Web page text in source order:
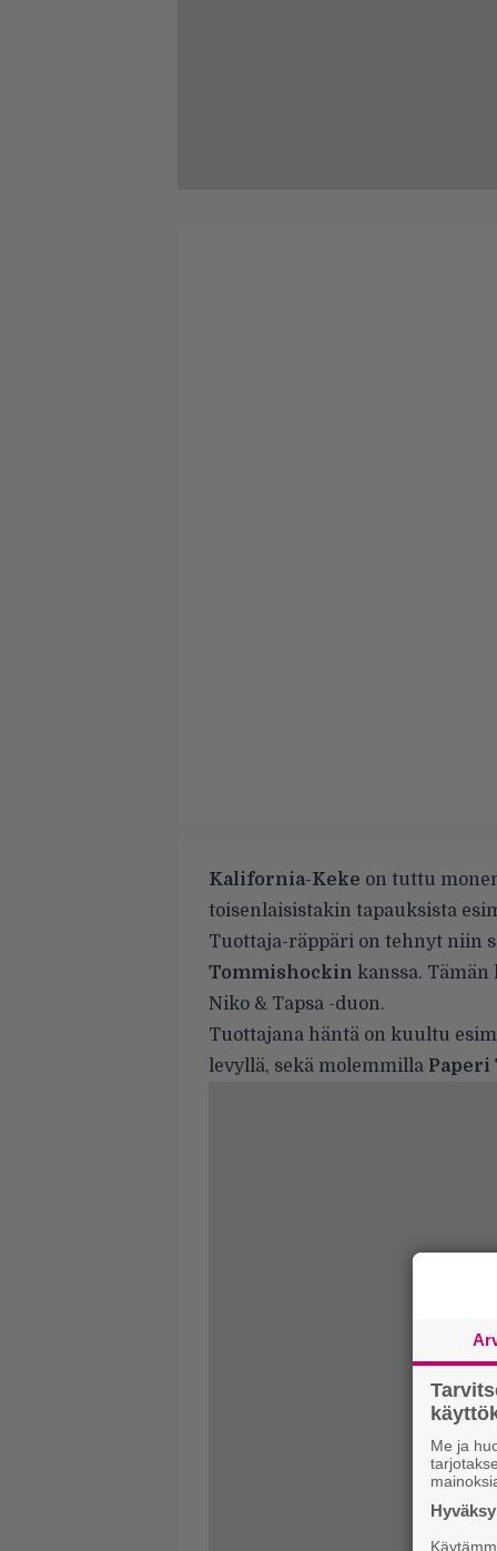
Kalifornia-Keke on tuttu
toisenlaisistakin tapauksista
Tuottaja-räppäri on tehnyt niin
Tommishockin kanssa.
Niko & Tapsa -duon.
Tuottajana häntä on kuultu
levyllä, sekä molemmilla Paperi
Me ja